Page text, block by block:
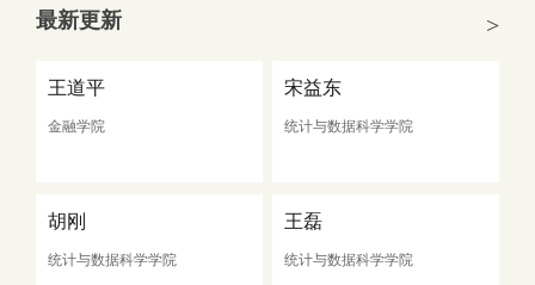
最新更新 >
王道平
金融学院
宋益东
统计与数据科学学院
胡刚
统计与数据科学学院
王磊
统计与数据科学学院